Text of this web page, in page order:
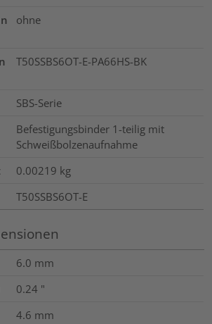
ohne
T50SSBS6OT-E-PA66HS-BK
SBS-Serie
Befestigungsbinder 1-teilig mit
Schweißbolzenaufnahme
0.00219 kg
T50SSBS6OT-E
6.0 mm
0.24 "
4.6 mm